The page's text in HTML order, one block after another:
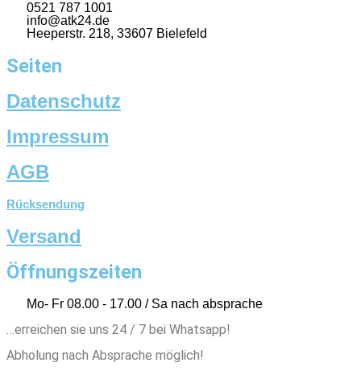
0521 787 1001
info@atk24.de
Heeperstr. 218, 33607 Bielefeld
Seiten
Datenschutz
Impressum
AGB
Rücksendung
Versand
Öffnungszeiten
Mo- Fr 08.00 - 17.00 / Sa nach absprache
…erreichen sie uns 24 / 7 bei Whatsapp!
Abholung nach Absprache möglich!